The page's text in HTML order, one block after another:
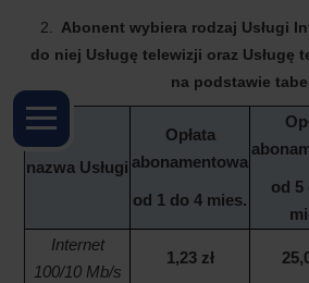
2. Abonent wybiera rodzaj Usługi
do niej Usługę telewizji oraz Usługę
na podstawie
nazwa Usługi
Opłata
abonamentowa
od 1 do 4 mies.
od 5
Internet
100/10 Mb/s
1,23 zł